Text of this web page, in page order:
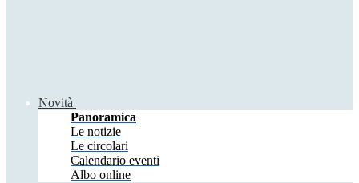
Novità
Panoramica
Le notizie
Le circolari
Calendario eventi
Albo online